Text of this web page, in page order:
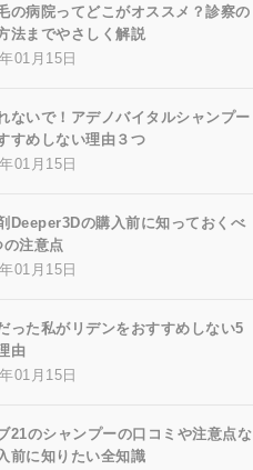
の病院ってどこがオススメ？診察の
法までやさしく解説
01月15日
ないで！アデノバイタルシャンプー
すめしない理由３つ
01月15日
Deeper3Dの購入前に知っておくべ
の注意点
01月15日
った私がリデンをおすすめしない5
由
01月15日
21のシャンプーの口コミや注意点な
前に知りたい全知識